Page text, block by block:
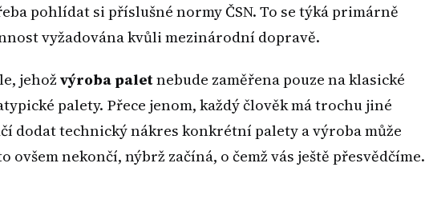
pohlídat si příslušné normy ČSN. To se týká primárně
vyžadována kvůli mezinárodní dopravě.
jehož výroba paletnebude zaměřena pouze na klasické
palety. Přece jenom, každý člověk má trochu jiné
dodat technický nákres konkrétní palety a výroba může
ovšem nekončí, nýbrž začíná, o čemž vás ještě přesvědčíme.